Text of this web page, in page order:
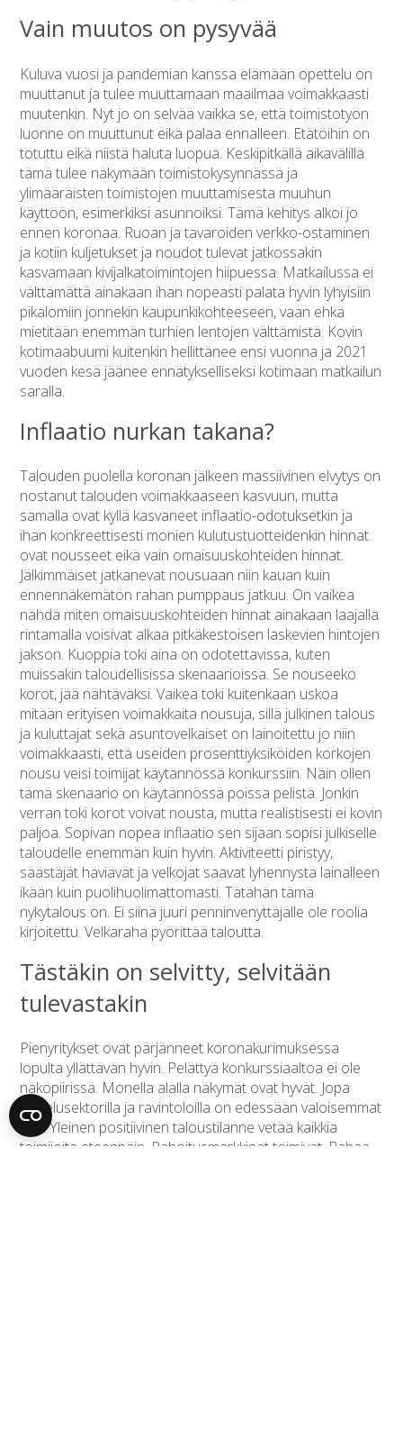
Vain muutos on pysyvää
Kuluva vuosi ja pandemian kanssa elämään opettelu on
muuttanut ja tulee muuttamaan maailmaa voimakkaasti
muutenkin. Nyt jo on selvää vaikka se, että toimistotyön
luonne on muuttunut eikä palaa ennalleen. Etätöihin on
totuttu eikä niistä haluta luopua. Keskipitkällä aikavälillä
tämä tulee näkymään toimistokysynnässä ja
ylimääräisten toimistojen muuttamisesta muuhun
käyttöön, esimerkiksi asunnoiksi. Tämä kehitys alkoi jo
ennen koronaa. Ruoan ja tavaroiden verkko-ostaminen
ja kotiin kuljetukset ja noudot tulevat jatkossakin
kasvamaan kivijalkatoimintojen hiipuessa. Matkailussa ei
välttämättä ainakaan ihan nopeasti palata hyvin lyhyisiin
pikalomiin jonnekin kaupunkikohteeseen, vaan ehkä
mietitään enemmän turhien lentojen välttämistä. Kovin
kotimaabuumi kuitenkin hellittänee ensi vuonna ja 2021
vuoden kesä jäänee ennätykselliseksi kotimaan matkailun
saralla.
Inflaatio nurkan takana?
Talouden puolella koronan jälkeen massiivinen elvytys on
nostanut talouden voimakkaaseen kasvuun, mutta
samalla ovat kyllä kasvaneet inflaatio-odotuksetkin ja
ihan konkreettisesti monien kulutustuotteidenkin hinnat
ovat nousseet eikä vain omaisuuskohteiden hinnat.
Jälkimmäiset jatkanevat nousuaan niin kauan kuin
ennennäkemätön rahan pumppaus jatkuu. On vaikea
nähdä miten omaisuuskohteiden hinnat ainakaan laajalla
rintamalla voisivat alkaa pitkäkestoisen laskevien hintojen
jakson. Kuoppia toki aina on odotettavissa, kuten
muissakin taloudellisissa skenaarioissa. Se nouseeko
korot, jää nähtäväksi. Vaikea toki kuitenkaan uskoa
mitään erityisen voimakkaita nousuja, sillä julkinen talous
ja kuluttajat sekä asuntovelkaiset on lainoitettu jo niin
voimakkaasti, että useiden prosenttiyksiköiden korkojen
nousu veisi toimijat käytännössä konkurssiin. Näin ollen
tämä skenaario on käytännössä poissa pelistä. Jonkin
verran toki korot voivat nousta, mutta realistisesti ei kovin
paljoa. Sopivan nopea inflaatio sen sijaan sopisi julkiselle
taloudelle enemmän kuin hyvin. Aktiviteetti piristyy,
säästäjät häviävät ja velkojat saavat lyhennystä lainalleen
ikään kuin puolihuolimattomasti. Tätähän tämä
nykytalous on. Ei siinä juuri penninvenyttäjälle ole roolia
kirjoitettu. Velkaraha pyörittää taloutta.
Tästäkin on selvitty, selvitään
tulevastakin
Pienyritykset ovat pärjänneet koronakurimuksessa
lopulta yllättävän hyvin. Pelättyä konkurssiaaltoa ei ole
näköpiirissä. Monella alalla näkymät ovat hyvät. Jopa
palvelusektorilla ja ravintoloilla on edessään valoisemmat
ajat. Yleinen positiivinen taloustilanne vetää kaikkia
toimijoita eteenpäin. Rahoitusmarkkinat toimivat. Rahaa